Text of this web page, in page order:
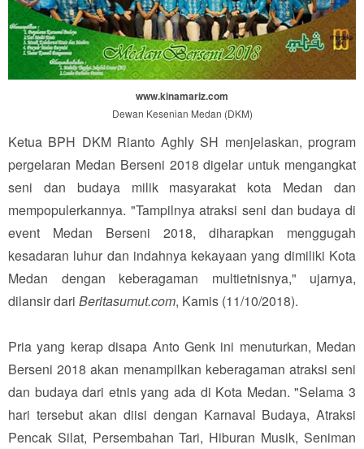
www.kinamariz.com
Dewan Kesenian Medan (DKM)
Ketua BPH DKM Rianto Aghly SH menjelaskan, program
pergelaran Medan Berseni 2018 digelar untuk mengangkat
seni dan budaya milik masyarakat kota Medan dan
mempopulerkannya. "Tampilnya atraksi seni dan budaya di
event Medan Berseni 2018, diharapkan menggugah
kesadaran luhur dan indahnya kekayaan yang dimiliki Kota
Medan dengan keberagaman multietnisnya," ujarnya,
dilansir dari Beritasumut.com, Kamis (11/10/2018).
Pria yang kerap disapa Anto Genk ini menuturkan, Medan
Berseni 2018 akan menampilkan keberagaman atraksi seni
dan budaya dari etnis yang ada di Kota Medan. "Selama 3
hari tersebut akan diisi dengan Karnaval Budaya, Atraksi
Pencak Silat, Persembahan Tari, Hiburan Musik, Seniman